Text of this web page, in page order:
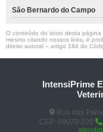
São Bernardo do Campo
O conteúdo do texto desta página
mesmo citando nossos links, é
direito autoral – artigo 184 do
IntensiPrime
Rua das
CEP: 09070-220